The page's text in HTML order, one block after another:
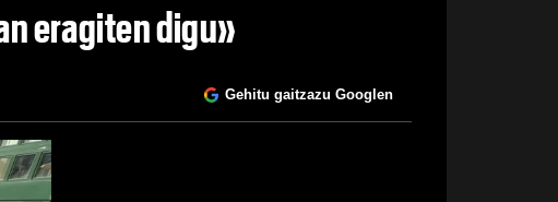
eragiten digu»
Gehitu gaitzazu Googlen